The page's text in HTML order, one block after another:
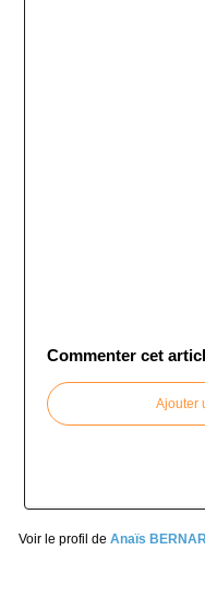
Commenter cet
Ajouter
Voir le profil de Anaïs